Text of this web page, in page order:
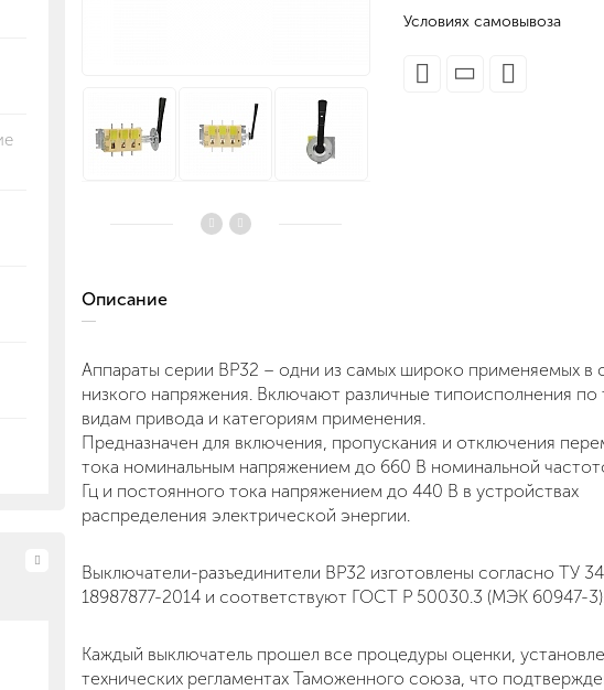
Условиях самовывоза
Описание
Аппараты серии ВР32 – одни из самых широко применяемых в
низкого напряжения. Включают различные типоисполнения по
видам привода и категориям применения.
Предназначен для включения, пропускания и отключения
тока номинальным напряжением до 660 В номинальной
Гц и постоянного тока напряжением до 440 В в устройствах
распределения электрической энергии.
Выключатели-разъединители ВР32 изготовлены согласно ТУ
18987877-2014 и соответствуют ГОСТ Р 50030.3 (МЭК 60947-
Каждый выключатель прошел все процедуры оценки,
технических регламентах Таможенного союза, что